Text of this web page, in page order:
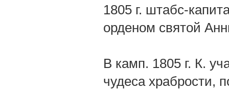
1805 г. штабс-
орденом святой
В камп. 1805 г. К.
чудеса храбрости,